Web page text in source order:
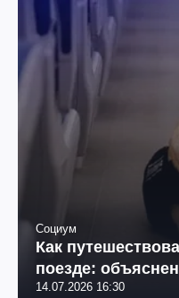
Социум
Как
поезде:
14.07.2026 16:30